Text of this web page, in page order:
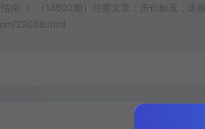
南
（18602期）付费文章：房价触底，该
29058.html